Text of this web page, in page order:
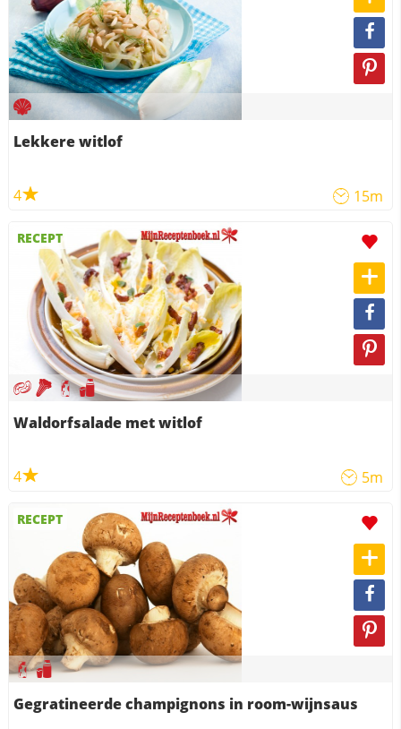
Lekkere witlof
4 15m
RECEPT
Waldorfsalade met witlof
4 5m
RECEPT
Gegratineerde champignons in room-wijnsaus